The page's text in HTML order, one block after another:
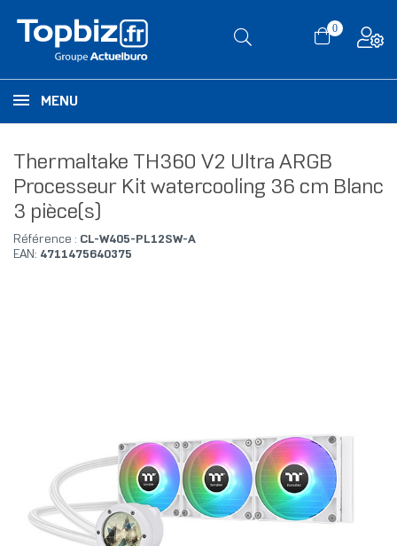
0
MENU
Thermaltake TH360 V2 Ultra ARGB
Processeur Kit watercooling 36 cm Blanc
3 pièce(s)
Référence : CL-W405-PL12SW-A
EAN: 4711475640375